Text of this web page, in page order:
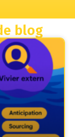
blog